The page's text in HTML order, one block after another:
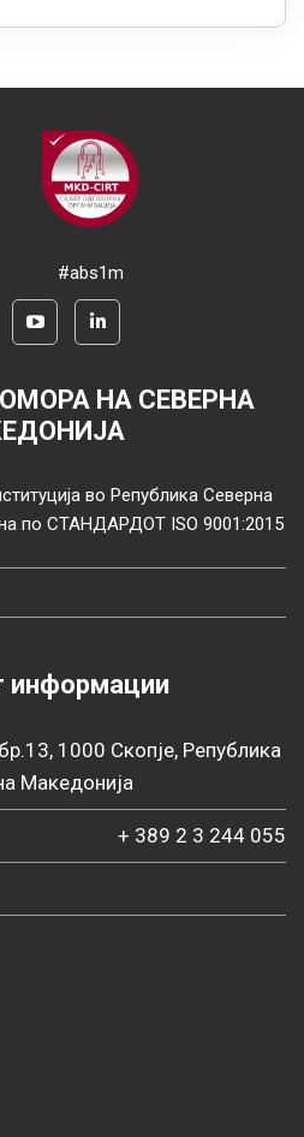
#abs1m
НА СЕВЕРНА
во Република Северна
по СТАНДАРДОТ ISO 9001:2015
информации
1000 Скопје, Република
Македонија
+ 389 2 3 244 055